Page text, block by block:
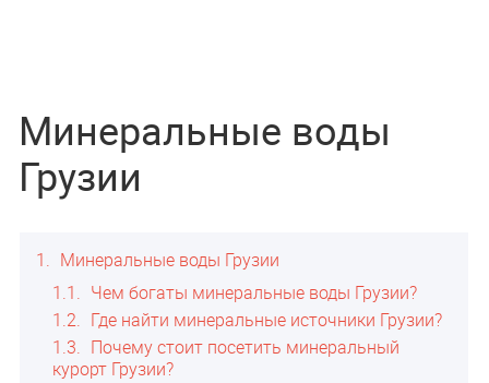
Минеральные воды
Грузии
1
Минеральные воды Грузии
1.1
Чем богаты минеральные воды Грузии?
1.2
Где найти минеральные источники Грузии?
1.3
Почему стоит посетить минеральный
курорт Грузии?